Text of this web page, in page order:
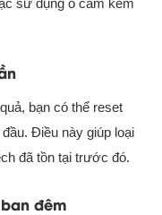
sử dụng ổ cắm kém
bạn có thể reset
Điều này giúp loại
đã tồn tại trước đó.
đêm